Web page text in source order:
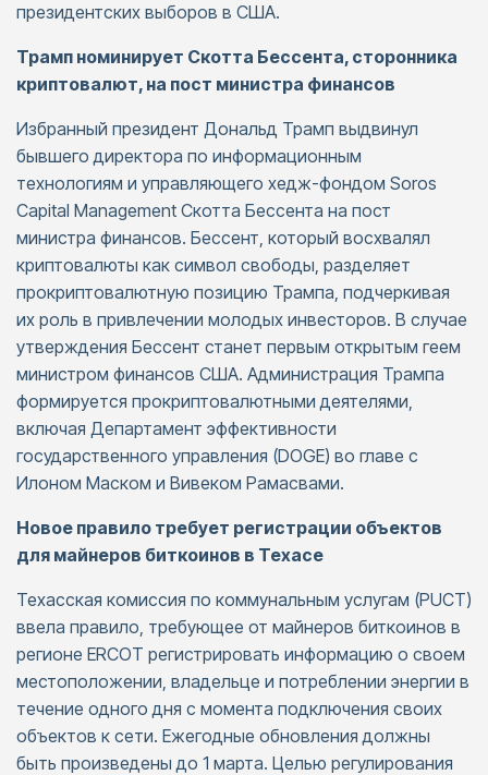
президентских выборов в США.
Трамп номинирует Скотта Бессента, сторонника
криптовалют, на пост министра финансов
Избранный президент Дональд Трамп выдвинул
бывшего директора по информационным
технологиям и управляющего хедж-фондом Soros
Capital Management Скотта Бессента на пост
министра финансов. Бессент, который восхвалял
криптовалюты как символ свободы, разделяет
прокриптовалютную позицию Трампа, подчеркивая
их роль в привлечении молодых инвесторов. В случае
утверждения Бессент станет первым открытым геем
министром финансов США. Администрация Трампа
формируется прокриптовалютными деятелями,
включая Департамент эффективности
государственного управления (DOGE) во главе с
Илоном Маском и Вивеком Рамасвами.
Новое правило требует регистрации объектов
для майнеров биткоинов в Техасе
Техасская комиссия по коммунальным услугам (PUCT)
ввела правило, требующее от майнеров биткоинов в
регионе ERCOT регистрировать информацию о своем
местоположении, владельце и потреблении энергии в
течение одного дня с момента подключения своих
объектов к сети. Ежегодные обновления должны
быть произведены до 1 марта. Целью регулирования